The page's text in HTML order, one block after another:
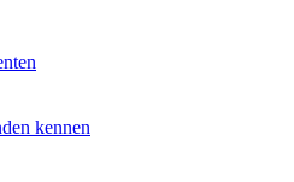
kennen